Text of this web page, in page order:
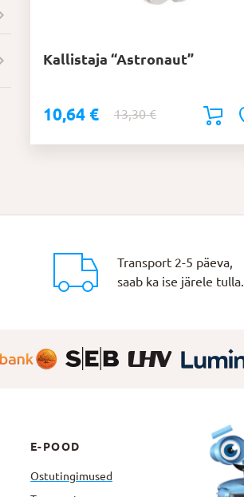
Kallistaja “Astronaut”
13,30€Algne
10,64 €
Praegune
Transport 2-5 päeva,
saab ka ise järele tulla.
E-POOD
Ostutingimused